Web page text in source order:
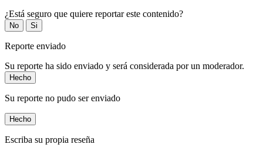
¿Está seguro que quiere reportar este contenido?
No Si
Reporte enviado
Su reporte ha sido enviado y será considerada por un moderador.
Hecho
Su reporte no pudo ser enviado
Hecho
Escriba su propia reseña